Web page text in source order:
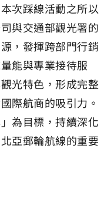
次踩線活動之所以
與交通部觀光署的
，發揮跨部門行銷
能與專業接待服
光特色，形成完整
際航商的吸引力。
為目標，持續深化
亞郵輪航線的重要